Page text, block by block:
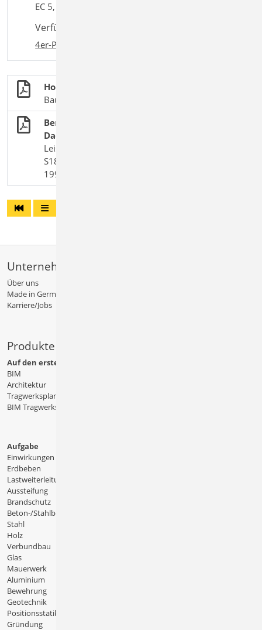
EC 5, DIN EN 1995-1-1:2010-12
Verfügbar in den Paketen:
4er-Paket
Holzbau
BauStatik-Module nach DIN EN 1995-1-1
Bemessung von Auswechselungen in
Dachlage
Leistungsbeschreibung des BauStatik-Moduls
S182.de Holz-Sparrenwechsel – EC 5, DIN EN
1995-1-1:2010-12
Unternehmen
Über uns
Made in Germany
Karriere/Jobs
Produkte
Auf den ersten Blick
BIM
Architektur
Tragwerksplanung
BIM Tragwerksplanung
Aufgabe
Einwirkungen
Erdbeben
Lastweiterleitung
Aussteifung
Brandschutz
Beton-/Stahlbeton
Stahl
Holz
Verbundbau
Glas
Mauerwerk
Aluminium
Bewehrung
Geotechnik
Positionsstatik
Gründung